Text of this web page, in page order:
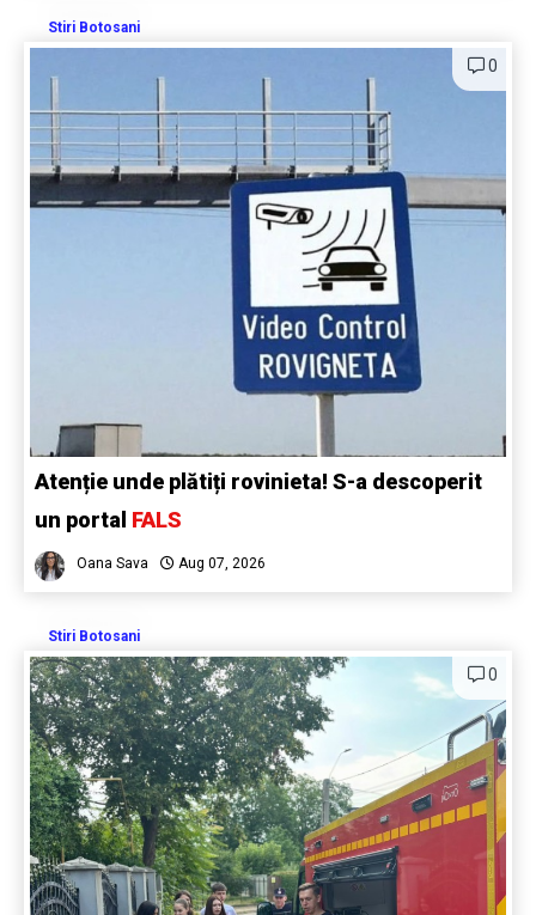
Stiri Botosani
0
Atenție unde plătiți rovinieta! S-a descoperit
un portal FALS
Oana Sava Aug 07, 2026
Stiri Botosani
0